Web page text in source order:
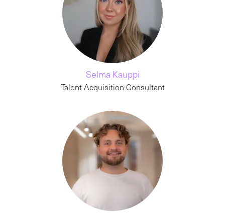
Selma Kauppi
Talent Acquisition Consultant